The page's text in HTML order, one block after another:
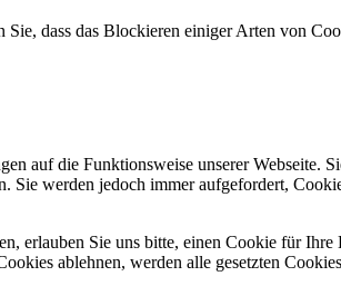
dass das Blockieren einiger Arten von
auf die Funktionsweise unserer Webseite.
Sie werden jedoch immer aufgefordert,
erlauben Sie uns bitte, einen Cookie für Ihre
ablehnen, werden alle gesetzten